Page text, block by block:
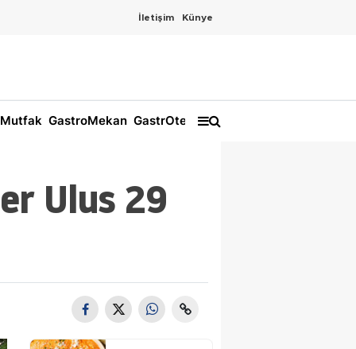
İletişim Künye
GastroMekan GastrOtel
Ulus 29